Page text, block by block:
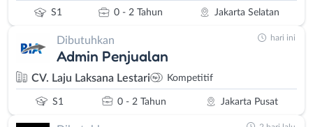
S1 0 - 2 Tahun Jakarta Selatan
Dibutuhkan
Admin Penjualan
CV. Laju Laksana Lestari Kompetitif
S1 0 - 2 Tahun Jakarta Pusat
hari ini